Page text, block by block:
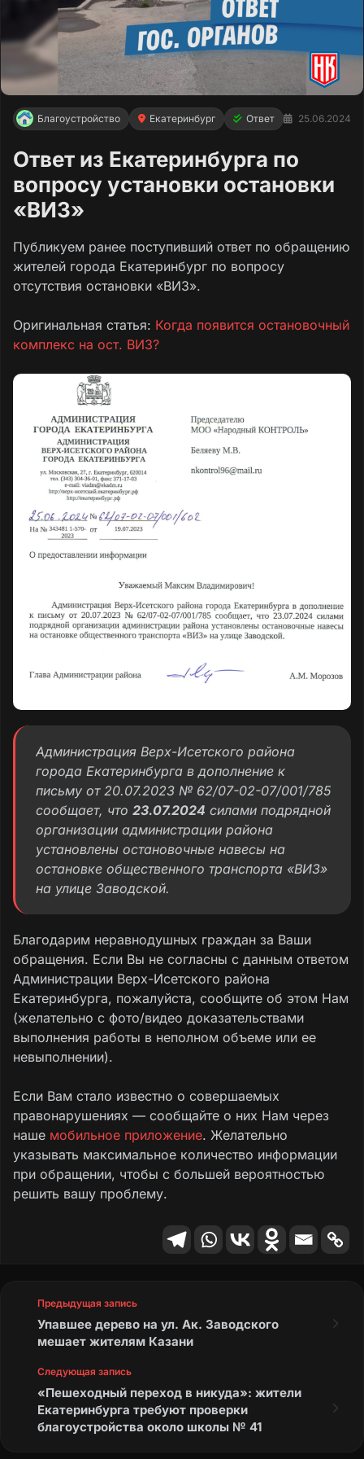
Благоустройство Екатеринбург Ответ 25.06.2024
Ответ из Екатеринбурга по
вопросу установки остановки
«ВИЗ»
Публикуем ранее поступивший ответ по обращению
жителей города Екатеринбург по вопросу
отсутствия остановки «ВИЗ».
Оригинальная статья: Когда появится остановочный
комплекс на ост. ВИЗ?
Администрация Верх-Исетского района
города Екатеринбурга в дополнение к
письму от 20.07.2023 № 62/07-02-07/001/785
сообщает, что 23.07.2024 силами подрядной
организации администрации района
установлены остановочные навесы на
остановке общественного транспорта «ВИЗ»
на улице Заводской.
Благодарим неравнодушных граждан за Ваши
обращения. Если Вы не согласны с данным ответом
Администрации Верх-Исетского района
Екатеринбурга, пожалуйста, сообщите об этом Нам
(желательно с фото/видео доказательствами
выполнения работы в неполном объеме или ее
невыполнении).
Если Вам стало известно о совершаемых
правонарушениях — сообщайте о них Нам через
наше мобильное приложение. Желательно
указывать максимальное количество информации
при обращении, чтобы с большей вероятностью
решить вашу проблему.
Предыдущая запись
Упавшее дерево на ул. Ак. Заводского
мешает жителям Казани
Следующая запись
«Пешеходный переход в никуда»: жители
Екатеринбурга требуют проверки
благоустройства около школы № 41